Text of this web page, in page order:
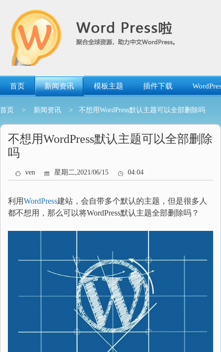
首页 新闻资讯 模板主题 插件下载
首页 > 新闻资讯 > 不想用WordPress默认主题可以全部删除吗
不想用WordPress默认主题可以全部删除
吗
ven 星期二,2021/06/15 04:04
利用WordPress建站，会自带多个默认的主题，但是很多人
都不想用，那么可以将WordPress默认主题全部删除吗？